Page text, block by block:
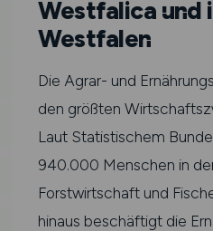
Westfalica und
Westfalen
Die Agrar- und
den größten
Laut Statistischem
940.000 Menschen in
Forstwirtschaft und
hinaus beschäftigt die